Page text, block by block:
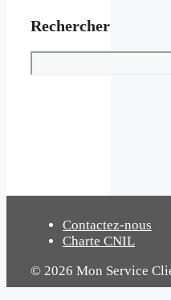
Rechercher
Rechercher
Contactez-nous
Charte CNIL
© 2026 Mon Service